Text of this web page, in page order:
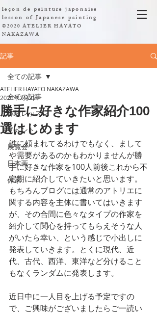
leçon de peinture japonaise
​lesson of Japanese painting
©2020 ATELIER HAYATO
NAKAZAWA
記事
全ての記事
体験レッスン
イベント
展覧会
日本画
作家
全ての記事
勝手に好きな作家紹介100
選はじめます
ATELIER HAYATO NAKAZAWA
2021年2月2日
誰に頼まれてるわけでもなく、まして
や需要があるのかもわかりませんが勝
手に好きな作家を100人前後これから不
定期に紹介していきたいと思います。
もちろんブログには通常のアトリエに
関する内容を主体に書いてはいきます
が、その合間に色々なタイプの作家を
紹介して関心を持ってもらえそうな人
がいたら幸い、という感じで小出しに
発表していきます。とくに現代、近
代、古代、西洋、東洋など分けること
もなくランダムに発表します。
近日中に一人目を上げる予定ですの
で、ご興味がございましたらご一読い